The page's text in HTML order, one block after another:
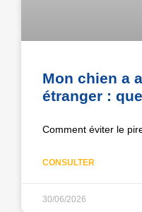
Mon chien a
étranger :
Comment éviter le
CONSULTER
30/06/2026